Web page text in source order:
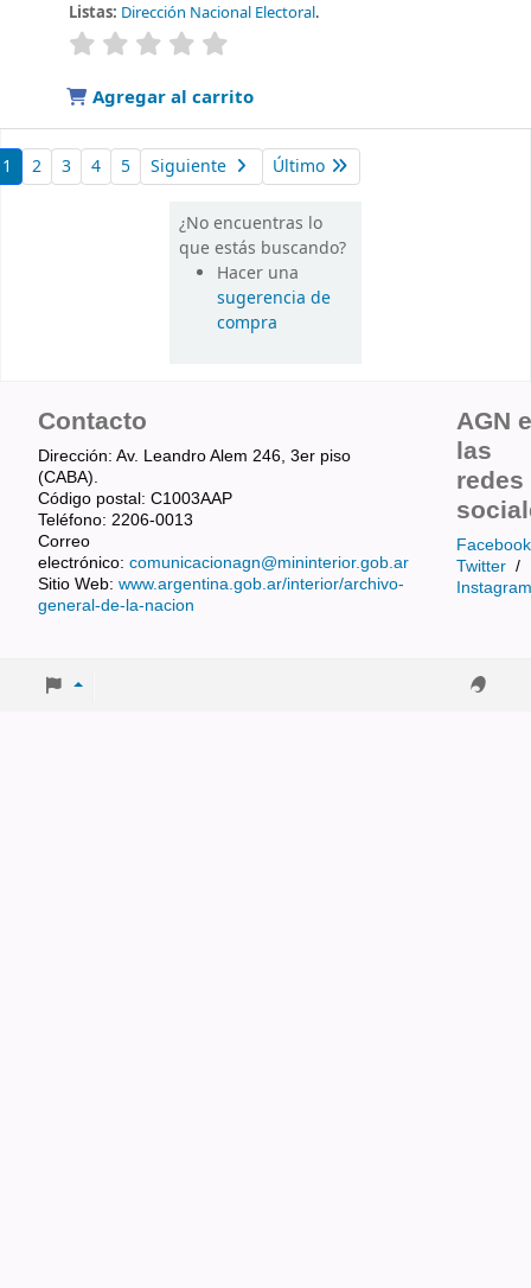
Listas: Dirección Nacional Electoral.
valoración
Agregar al carrito
1 2 3 4 5 Siguiente Último
¿No encuentras lo
que estás buscando?
Hacer una
sugerencia de
compra
Contacto
Dirección: Av. Leandro Alem 246, 3er piso
(CABA).
Código postal: C1003AAP
Teléfono: 2206-0013
Correo
electrónico: comunicacionagn@mininterior.gob.ar
Sitio Web: www.argentina.gob.ar/interior/archivo-
general-de-la-nacion
AGN
las
redes
Facebook
Twitter /
Instagram